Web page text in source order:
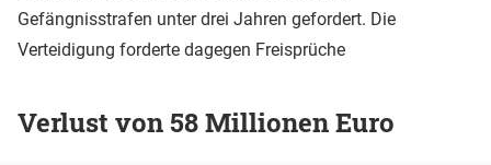
Gefängnisstrafen unter drei Jahren gefordert. Die
Verteidigung forderte dagegen Freisprüche
Verlust von 58 Millionen Euro